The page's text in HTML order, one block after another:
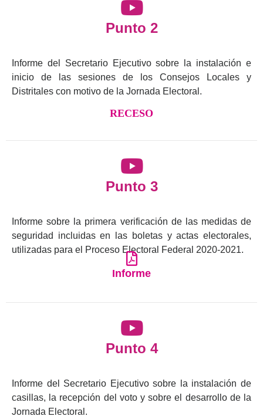
Punto 2
Informe del Secretario Ejecutivo sobre la instalación e
inicio de las sesiones de los Consejos Locales y
Distritales con motivo de la Jornada Electoral.
RECESO
Punto 3
Informe sobre la primera verificación de las medidas de
seguridad incluidas en las boletas y actas electorales,
utilizadas para el Proceso Electoral Federal 2020-2021.
Informe
Punto 4
Informe del Secretario Ejecutivo sobre la instalación de
casillas, la recepción del voto y sobre el desarrollo de la
Jornada Electoral.